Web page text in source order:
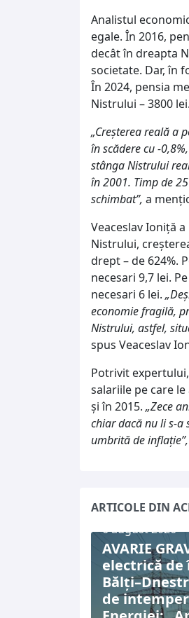
Analistul
egale. În 2016,
decât în dreapta
societate. Dar, în
În 2024, pensia
Nistrului – 3800
„Creșterea reală a
în scădere cu -
stânga Nistrului
în 2001. Timp de
schimbat”, a
Veaceslav Ioniță
Nistrului,
drept – de 624%.
necesari 9,7 lei.
necesari 6 lei.
economie fragilă,
Nistrului, astfel,
spus Veaceslav
Potrivit
salariile pe care
și în 2015. „Zece
chiar dacă nu li s-a
umbrită de inflație”,
6 august 2026
AVARIE
electrică
de